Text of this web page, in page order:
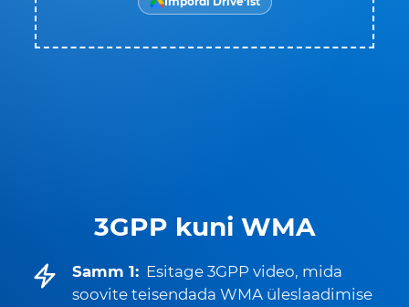
3GPP kuni WMA
Samm 1: Esitage 3GPP video, mida
soovite teisendada WMA üleslaadimise